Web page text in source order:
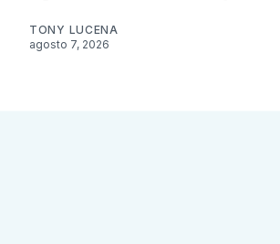
TONY LUCENA
agosto 7, 2026